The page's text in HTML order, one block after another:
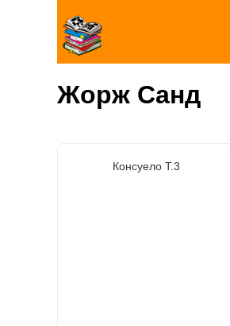
Жорж Санд
Консуело Т.3